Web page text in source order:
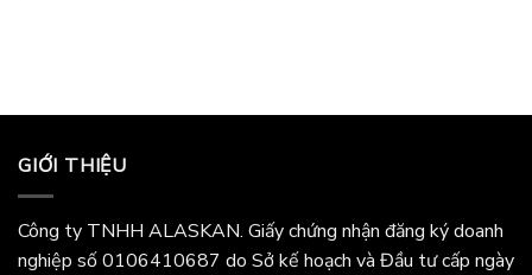
GIỚI THIỆU
Công ty TNHH ALASKAN. Giấy chứng nhận đăng ký doanh
nghiệp số 0106410687 do Sở kế hoạch và Đầu tư cấp ngày